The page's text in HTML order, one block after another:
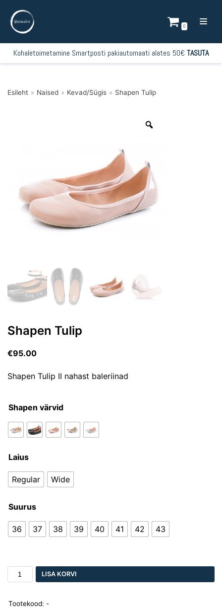
Mine
sisu
0
Kohaletoimetamine Smartposti pakiautomaati alates 50€ TASUTA
Esileht » Naised » Kevad/Sügis » Shapen Tulip
Shapen Tulip
€95.00
Shapen Tulip II nahast baleriinad
Shapen värvid
Laius
Regular Wide
Suurus
36 37 38 39 40 41 42 43
LISA KORVI
Tootekood: -